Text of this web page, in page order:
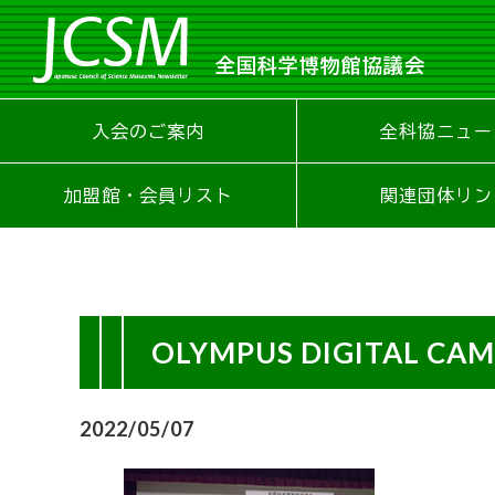
全国科学博物館協議会
入会のご案内 全科協ニュ
加盟館・会員リスト 関連団体リ
OLYMPUS DIGITAL
2022/05/07